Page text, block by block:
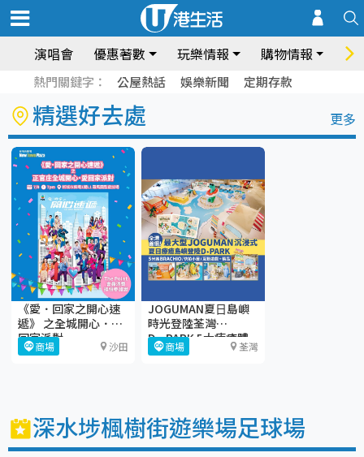
演唱會 優惠著數 玩樂情報 購物情報 飲
熱門關鍵字： 公屋熱話 娛樂新聞 定期存款
精選好去處 更多
《愛．回家之開心速
遞》 之全城開心．愛
回家派對
商場 沙田
JOGUMAN夏⽇島嶼
時光登陸荃灣
D·PARK 5大療癒體
驗區+期間限定店
商場 荃灣
深水埗楓樹街遊樂場足球場